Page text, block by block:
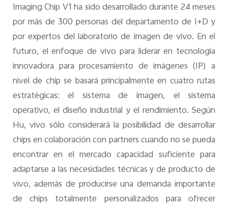
Imaging Chip V1 ha sido desarrollado durante 24 meses
por más de 300 personas del departamento de I+D y
por expertos del laboratorio de imagen de vivo. En el
futuro, el enfoque de vivo para liderar en tecnología
innovadora para procesamiento de imágenes (IP) a
nivel de chip se basará principalmente en cuatro rutas
estratégicas: el sistema de imagen, el sistema
operativo, el diseño industrial y el rendimiento. Según
Hu, vivo sólo considerará la posibilidad de desarrollar
chips en colaboración con partners cuando no se pueda
encontrar en el mercado capacidad suficiente para
adaptarse a las necesidades técnicas y de producto de
vivo, además de producirse una demanda importante
de chips totalmente personalizados para ofrecer